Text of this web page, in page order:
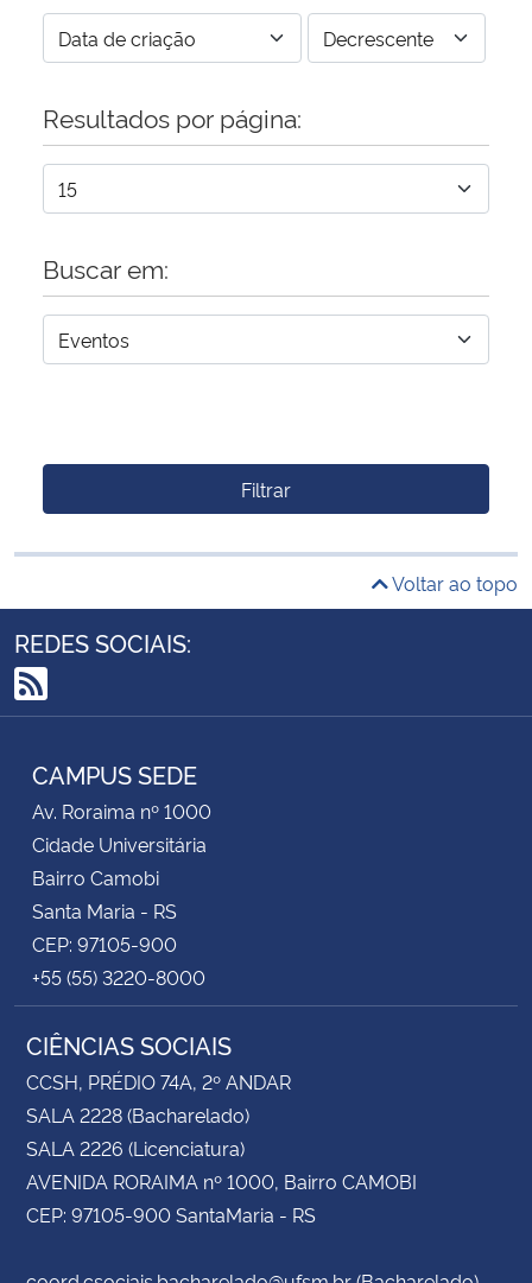
Resultados por página:
Buscar em:
Filtrar
Voltar ao topo
REDES SOCIAIS:
RSS
CAMPUS SEDE
Av. Roraima nº 1000
Cidade Universitária
Bairro Camobi
Santa Maria - RS
CEP: 97105-900
+55 (55) 3220-8000
CIÊNCIAS SOCIAIS
CCSH, PRÉDIO 74A, 2º ANDAR
SALA 2228 (Bacharelado)
SALA 2226 (Licenciatura)
AVENIDA RORAIMA nº 1000, Bairro CAMOBI
CEP: 97105-900 SantaMaria - RS